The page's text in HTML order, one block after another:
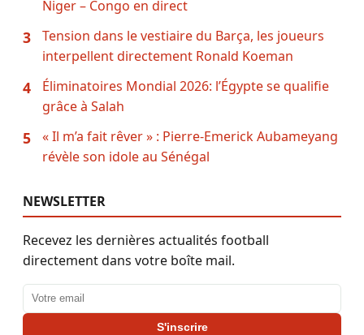
Niger – Congo en direct
3
Tension dans le vestiaire du Barça, les joueurs
interpellent directement Ronald Koeman
4
Éliminatoires Mondial 2026: l’Égypte se qualifie
grâce à Salah
5
« Il m’a fait rêver » : Pierre-Emerick Aubameyang
révèle son idole au Sénégal
NEWSLETTER
Recevez les dernières actualités football
directement dans votre boîte mail.
Adresse email
S'inscrire